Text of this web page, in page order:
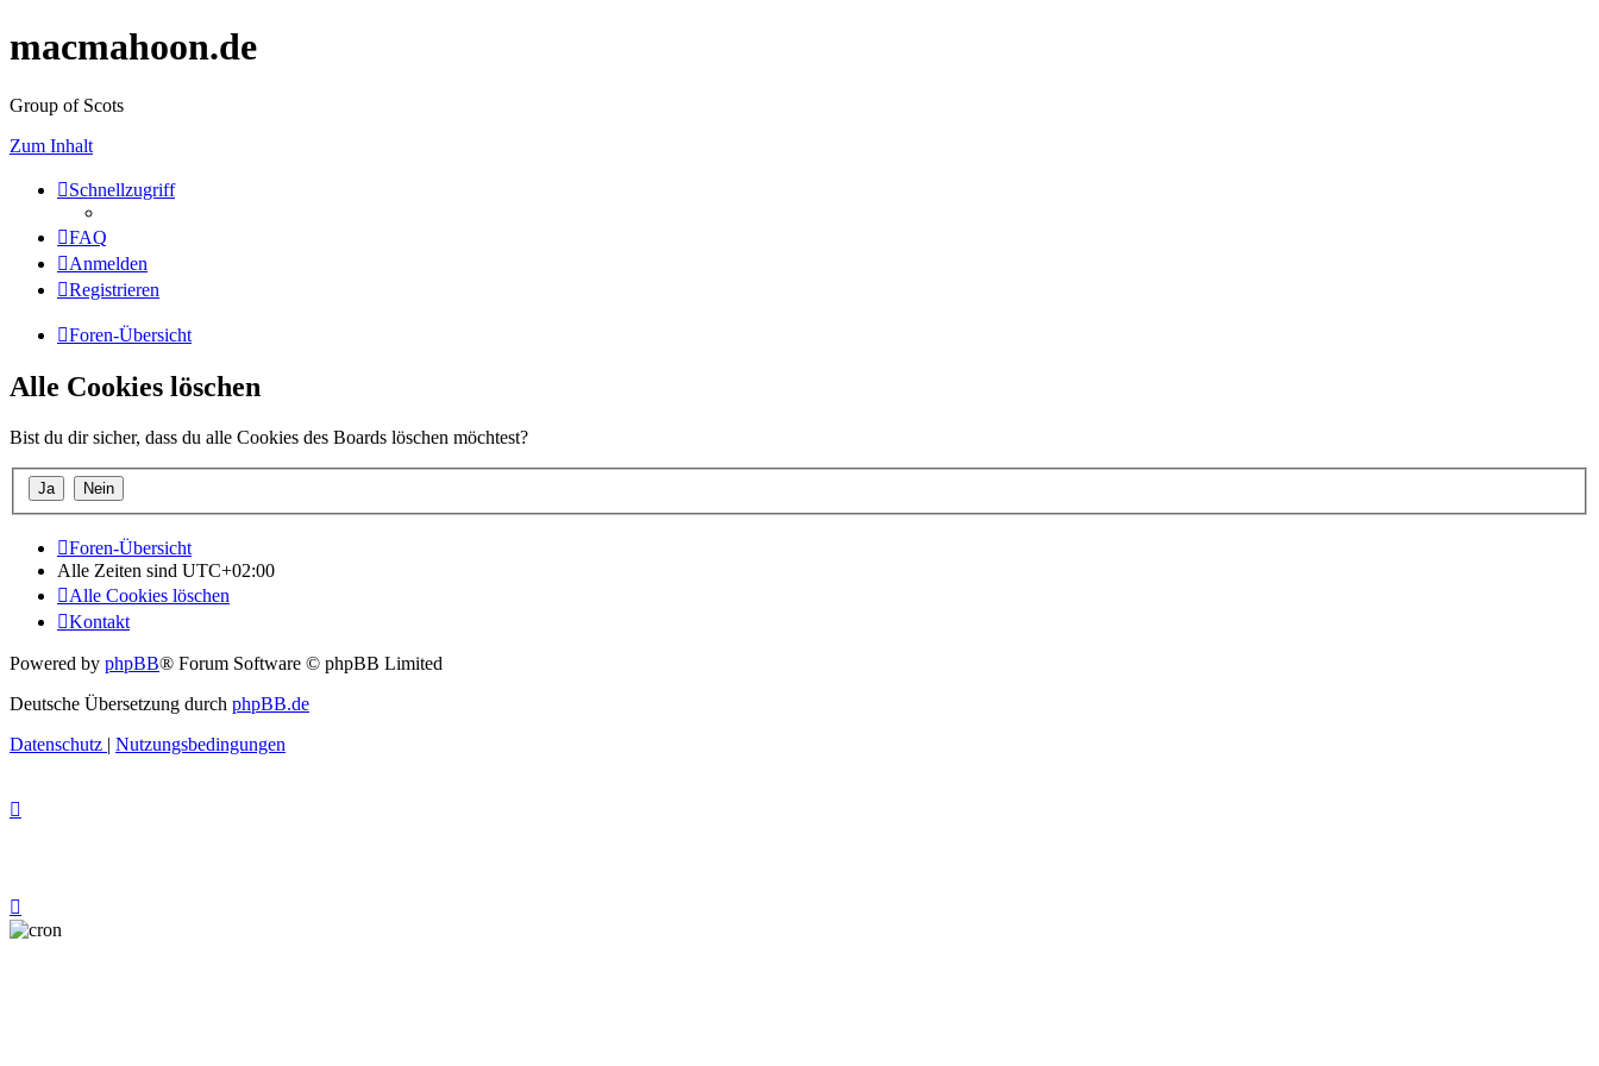
macmahoon.de
Group of Scots
Zum Inhalt
Schnellzugriff
FAQ
Anmelden
Registrieren
Foren-Übersicht
Alle Cookies löschen
Bist du dir sicher, dass du alle Cookies des Boards löschen möchtest?
Foren-Übersicht
Alle Zeiten sind UTC+02:00
Alle Cookies löschen
Kontakt
Powered by phpBB® Forum Software © phpBB Limited
Deutsche Übersetzung durch phpBB.de
Datenschutz | Nutzungsbedingungen